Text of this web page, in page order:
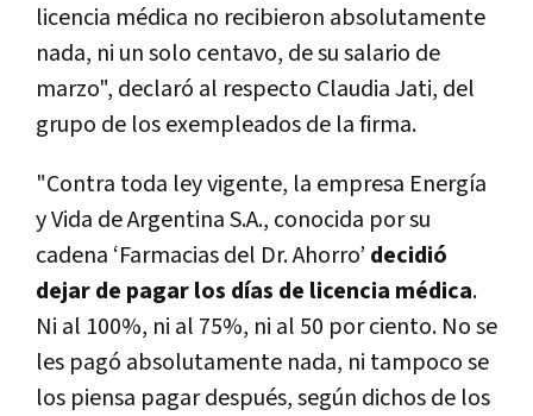
licencia médica no recibieron absolutamente
nada, ni un solo centavo, de su salario de
marzo", declaró al respecto Claudia Jati, del
grupo de los exempleados de la firma.
"Contra toda ley vigente, la empresa Energía
y Vida de Argentina S.A., conocida por su
cadena ‘Farmacias del Dr. Ahorro’ decidió
dejar de pagar los días de licencia médica.
Ni al 100%, ni al 75%, ni al 50 por ciento. No se
les pagó absolutamente nada, ni tampoco se
los piensa pagar después, según dichos de los